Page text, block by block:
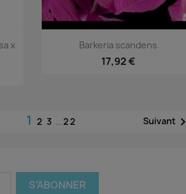
x
Aperçu rapide
Barkeria scandens
17,92 €
12 3 … 22 Suivant